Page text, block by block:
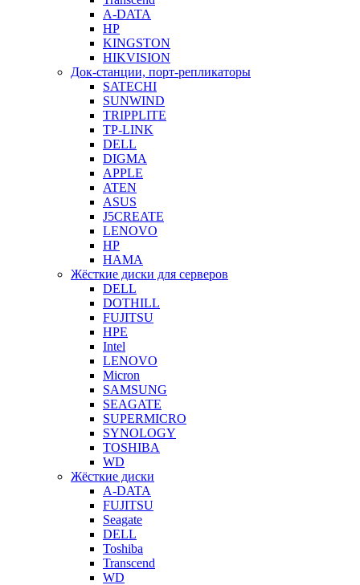
A-DATA
HP
KINGSTON
HIKVISION
Док-станции, порт-репликаторы
SATECHI
SUNWIND
TRIPPLITE
TP-LINK
DELL
DIGMA
APPLE
ATEN
ASUS
J5CREATE
LENOVO
HP
HAMA
Жёсткие диски для серверов
DELL
DOTHILL
FUJITSU
HPE
Intel
LENOVO
Micron
SAMSUNG
SEAGATE
SUPERMICRO
SYNOLOGY
TOSHIBA
WD
Жёсткие диски
A-DATA
FUJITSU
Seagate
DELL
Toshiba
Transcend
WD